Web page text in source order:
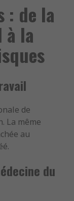
: de la
à la
de
La même
au
du